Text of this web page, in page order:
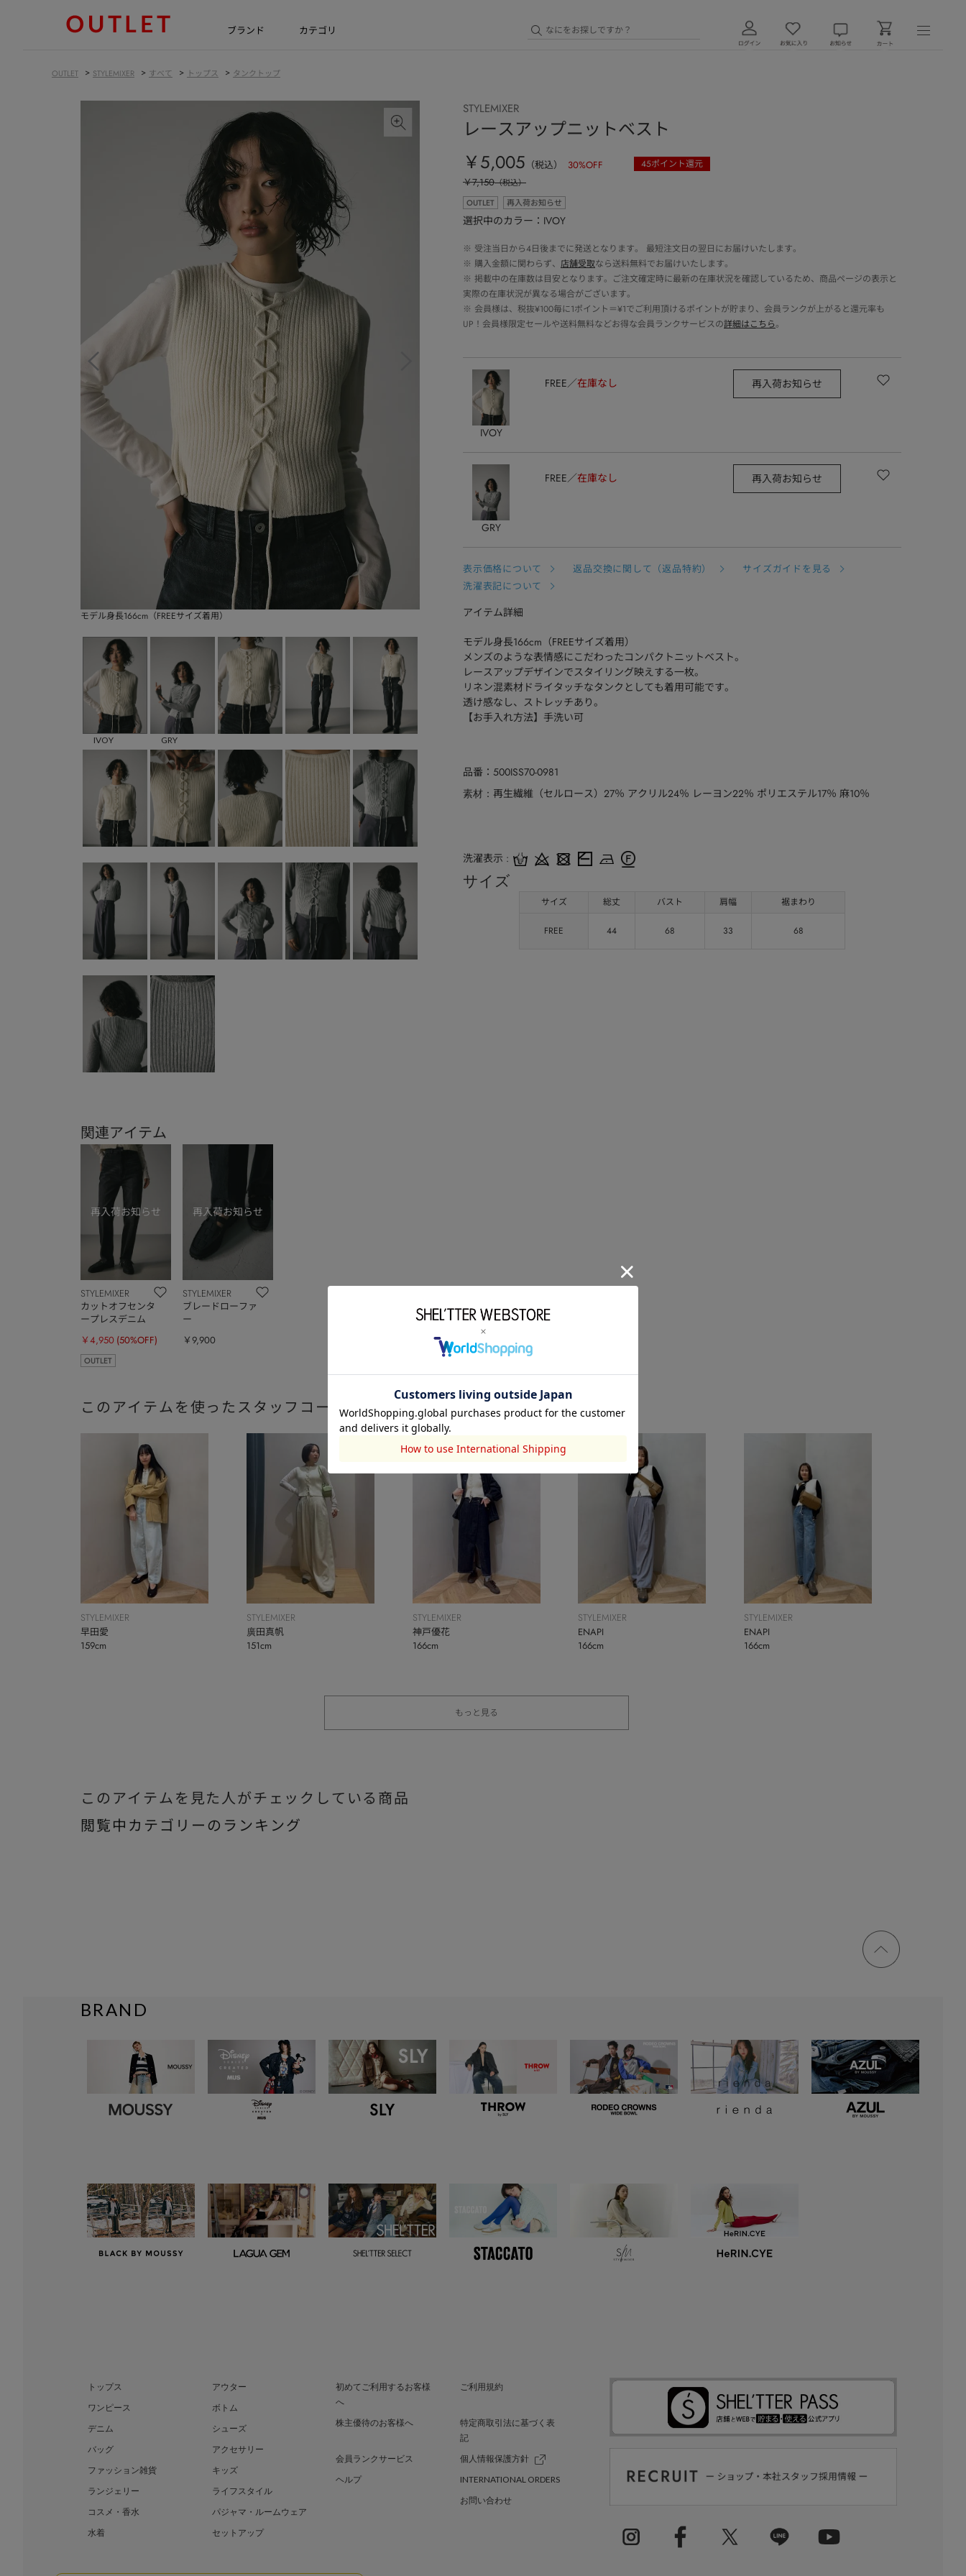
ブランド カテゴリ
OUTLET > STYLEMIXER > すべて > トップス > タンクトップ
モデル身長166cm（FREEサイズ着用）
IVOY GRY
関連アイテム
STYLEMIXER
カットオフセンタ
ープレスデニム
￥4,950 (50%OFF)
OUTLET
STYLEMIXER
ブレードローファ
ー
￥9,900
STYLEMIXER
レースアップニットベスト
￥5,005 （税込） 30%OFF 45ポイント還元
￥7,150（税込）
OUTLET
再入荷お知らせ
選択中のカラー：IVOY
※ 受注当日から4日後までに発送となります。 最短注文日の翌日にお届けいたします。
※ 購入金額に関わらず、 店舗受取なら送料無料でお届けいたします。
※ 掲載中の在庫数は目安となります。ご注文確定時に最新の在庫状況を確認しているため、商品ページの表示と
実際の在庫状況が異なる場合がございます。
※ 会員様は、税抜¥100毎に1ポイント＝¥1でご利用頂けるポイントが貯まり、会員ランクが上がると還元率も
UP！会員様限定セールや送料無料などお得な会員ランクサービスの詳細はこちら。
IVOY
FREE 在庫なし 再入荷お知らせ
GRY
FREE 在庫なし 再入荷お知らせ
表示価格について 返品交換に関して（返品特約）
サイズガイドを見る
洗濯表記について
アイテム詳細
モデル身長166cm（FREEサイズ着用）
メンズのような表情感にこだわったコンパクトニットベスト。
レースアップデザインでスタイリング映えする一枚。
リネン混素材ドライタッチなタンクとしても着用可能です。
透け感なし、ストレッチあり。
【お手入れ方法】手洗い可
品番 500ISS70-0981
素材 再生繊維（セルロース）27％ アクリル24％ レーヨン22％ ポリエステル17％ 麻10％
洗濯表示
サイズ
サイズ 総丈 バスト 肩幅 裾まわり
FREE 44 68 33 68
このアイテムを使ったスタッフコーディネート
STYLEMIXER
早田愛
159cm
STYLEMIXER
廣田真帆
151cm
STYLEMIXER
神戸優花
166cm
STYLEMIXER
ENAPI
166cm
STYLEMIXER
ENAPI
166cm
もっと見る
このアイテムを見た人がチェックしている商品
閲覧中カテゴリーのランキング
ページ
トップ
BRAND
トップス
アウター
ワンピース
ボトム
デニム
シューズ
バッグ
アクセサリー
ファッション雑貨
キッズ
ランジェリー
ライフスタイル
コスメ・香水
パジャマ・ルームウェア
水着
セットアップ
初めてご利用するお客様
へ
ご利用規約
株主優待のお客様へ
特定商取引法に基づく表
記
会員ランクサービス
個人情報保護方針
ヘルプ
INTERNATIONAL ORDERS
お問い合わせ